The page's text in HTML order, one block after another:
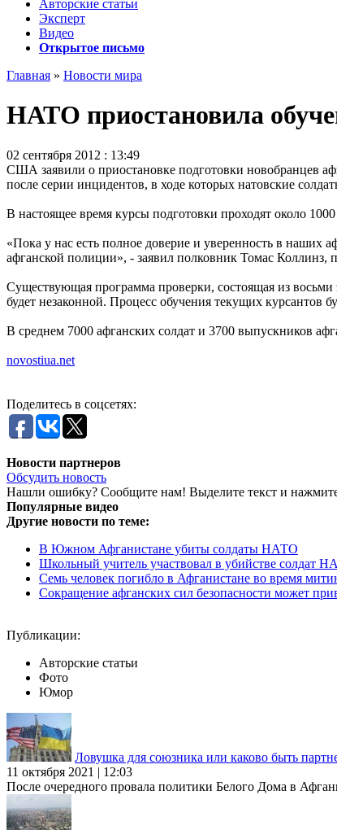
Авторские статьи
Эксперт
Видео
Открытое письмо
Главная » Новости мира
НАТО приостановила
02 сентября 2012 : 13:49
США заявили о приостановке подготовки новобранцев
после серии инцидентов, в ходе которых натовские
В настоящее время курсы подготовки проходят около
«Пока у нас есть полное доверие и уверенность в наших
афганской полиции», - заявил полковник Томас Коллинз,
Существующая программа проверки, состоящая из восьми
будет незаконной. Процесс обучения текущих курсантов
В среднем 7000 афганских солдат и 3700 выпускников
novostiua.net
Поделитесь в соцсетях:
Новости партнеров
Обсудить новость
Нашли ошибку? Сообщите нам! Выделите текст и
Популярные видео
Другие новости по теме:
В Южном Афганистане убиты солдаты НАТО
Школьный учитель участвовал в убийстве солдат
Семь человек погибло в Афганистане во время
Сокращение афганских сил безопасности может
Публикации:
Авторские статьи
Фото
Юмор
Ловушка для союзника или каково быть
11 октября 2021 | 12:03
После очередного провала политики Белого Дома в